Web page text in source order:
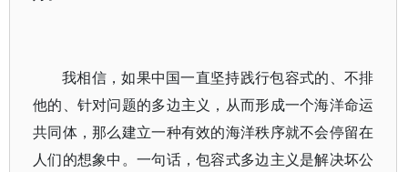
我相信，如果中国一直坚持践行包容式的、不排
他的、针对问题的多边主义，从而形成一个海洋命运
共同体，那么建立一种有效的海洋秩序就不会停留在
人们的想象中。一句话，包容式多边主义是解决坏公